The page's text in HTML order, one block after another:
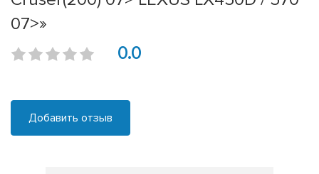
07>»
0.0
Добавить отзыв